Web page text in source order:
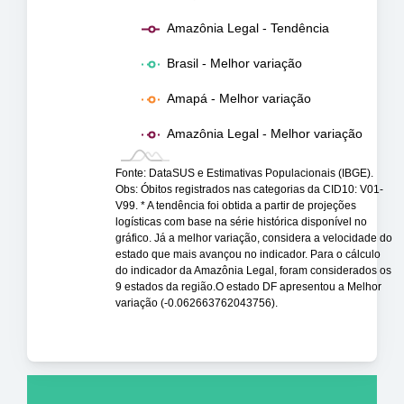
Amazônia Legal - Tendência
Brasil - Melhor variação
Amapá - Melhor variação
Amazônia Legal - Melhor variação
Fonte: DataSUS e Estimativas Populacionais (IBGE).
Obs: Óbitos registrados nas categorias da CID10: V01-
V99. * A tendência foi obtida a partir de projeções
logísticas com base na série histórica disponível no
gráfico. Já a melhor variação, considera a velocidade do
estado que mais avançou no indicador. Para o cálculo
do indicador da Amazônia Legal, foram considerados os
9 estados da região.O estado DF apresentou a Melhor
variação (-0.062663762043756).